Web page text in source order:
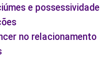
e possessividade
no relacionamento